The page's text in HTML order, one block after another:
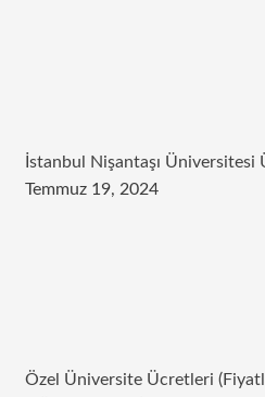
İstanbul Nişantaşı
Temmuz 19, 2024
Özel Üniversite Ücretleri